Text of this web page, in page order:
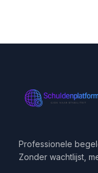
Professionele
Zonder wachtlijst,